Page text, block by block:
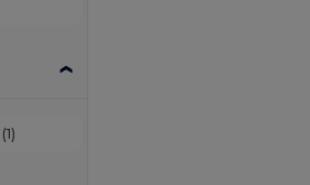
(1)